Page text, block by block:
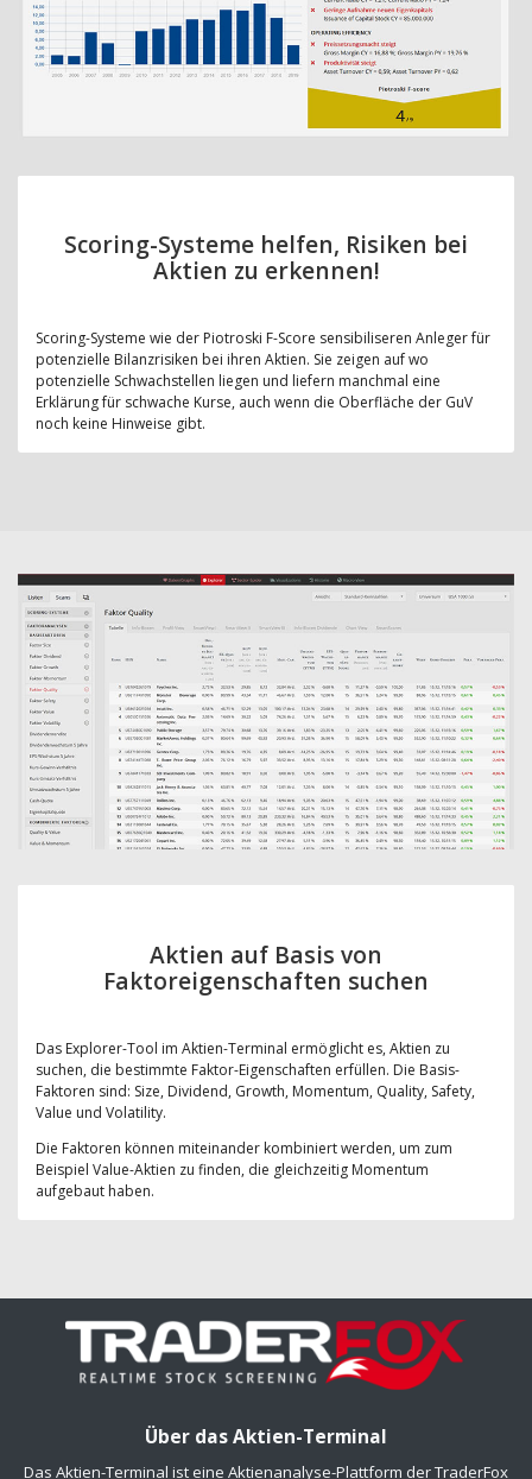
Scoring-Systeme helfen, Risiken bei
Aktien zu erkennen!
Scoring-Systeme wie der Piotroski F-Score sensibiliseren Anleger für
potenzielle Bilanzrisiken bei ihren Aktien. Sie zeigen auf wo
potenzielle Schwachstellen liegen und liefern manchmal eine
Erklärung für schwache Kurse, auch wenn die Oberfläche der GuV
noch keine Hinweise gibt.
Aktien auf Basis von
Faktoreigenschaften suchen
Das Explorer-Tool im Aktien-Terminal ermöglicht es, Aktien zu
suchen, die bestimmte Faktor-Eigenschaften erfüllen. Die Basis-
Faktoren sind: Size, Dividend, Growth, Momentum, Quality, Safety,
Value und Volatility.
Die Faktoren können miteinander kombiniert werden, um zum
Beispiel Value-Aktien zu finden, die gleichzeitig Momentum
aufgebaut haben.
Über das Aktien-Terminal
Das Aktien-Terminal ist eine Aktienanalyse-Plattform der TraderFox